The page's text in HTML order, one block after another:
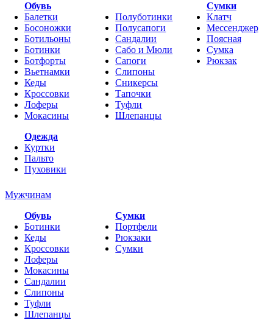
Обувь
Балетки
Босоножки
Ботильоны
Ботинки
Ботфорты
Вьетнамки
Кеды
Кроссовки
Лоферы
Мокасины
Полуботинки
Полусапоги
Сандалии
Сабо и Мюли
Сапоги
Слипоны
Сникерсы
Тапочки
Туфли
Шлепанцы
Cумки
Клатч
Мессенджер
Поясная
Сумка
Рюкзак
Одежда
Куртки
Пальто
Пуховики
Мужчинам
Обувь
Ботинки
Кеды
Кроссовки
Лоферы
Мокасины
Сандалии
Слипоны
Туфли
Шлепанцы
Сумки
Портфели
Рюкзаки
Сумки